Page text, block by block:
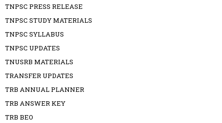
TNPSC PRESS RELEASE
TNPSC STUDY MATERIALS
TNPSC SYLLABUS
TNPSC UPDATES
TNUSRB MATERIALS
TRANSFER UPDATES
TRB ANNUAL PLANNER
TRB ANSWER KEY
TRB BEO